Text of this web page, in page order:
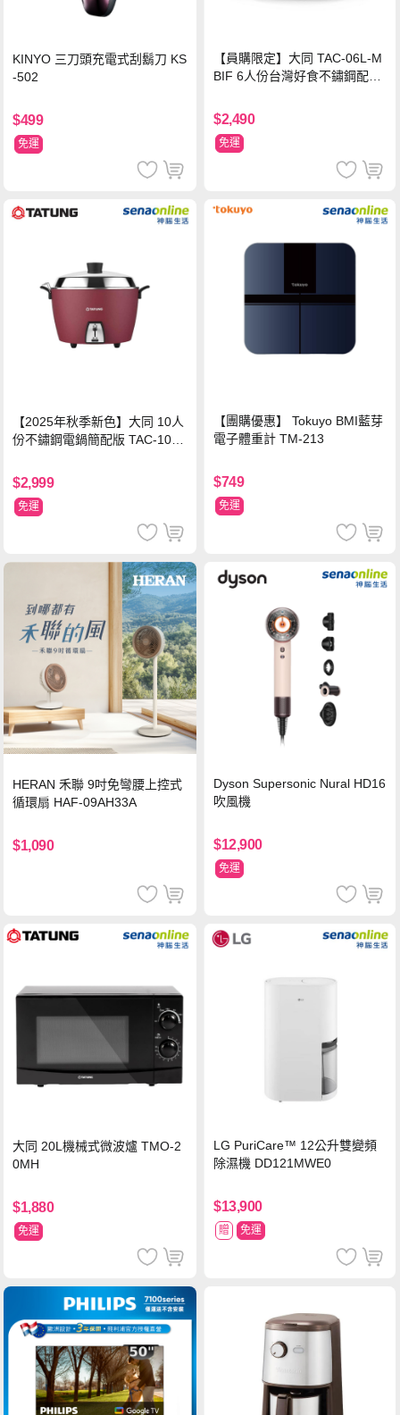
KINYO 三刀頭充電式刮鬍刀 KS
-502
$499
免運
【員購限定】大同 TAC-06L-M
BIF 6人份台灣好食不鏽鋼配件
$2,490
免運
【2025年秋季新色】大同 10人
份不鏽鋼電鍋簡配版 TAC-10L-
$2,999
免運
【團購優惠】 Tokuyo BMI藍芽
電子體重計 TM-213
$749
免運
HERAN 禾聯 9吋免彎腰上控式
循環扇 HAF-09AH33A
$1,090
Dyson Supersonic Nural HD16
吹風機
$12,900
免運
大同 20L機械式微波爐 TMO-2
0MH
$1,880
免運
LG PuriCare™ 12公升雙變頻
除濕機 DD121MWE0
$13,900
贈 免運